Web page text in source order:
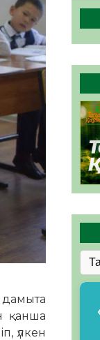
да­мыта
қанша
үлкен